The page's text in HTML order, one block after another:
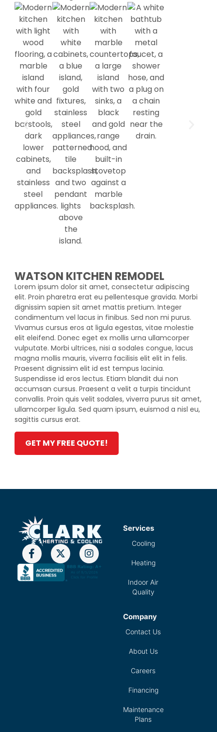
WATSON KITCHEN REMODEL
Lorem ipsum dolor sit amet, consectetur adipiscing
elit. Proin pharetra erat eu pellentesque gravida. Morbi
dignissim sapien sit amet mattis pretium. Integer
condimentum vel lacus in finibus. Sed non mi purus.
Vivamus cursus eros at ligula egestas, vitae molestie
elit eleifend. Donec eget ex mollis urna ullamcorper
vulputate. Morbi ultrices, nisi a sodales congue, lacus
magna mollis mauris, viverra facilisis elit elit in felis.
Praesent dignissim elit id est tempus lacinia.
Suspendisse id eros lectus. Etiam blandit dui non
accumsan cursus. Praesent a velit a turpis tincidunt
convallis. Proin quis velit sodales, viverra purus sit amet,
ullamcorper ligula. Sed quam ipsum, euismod a nisl eu,
sagittis cursus erat.
GET MY FREE QUOTE!
Services
Cooling
Heating
Indoor Air
Quality
Company
Contact Us
About Us
Careers
Financing
Maintenance
Plans